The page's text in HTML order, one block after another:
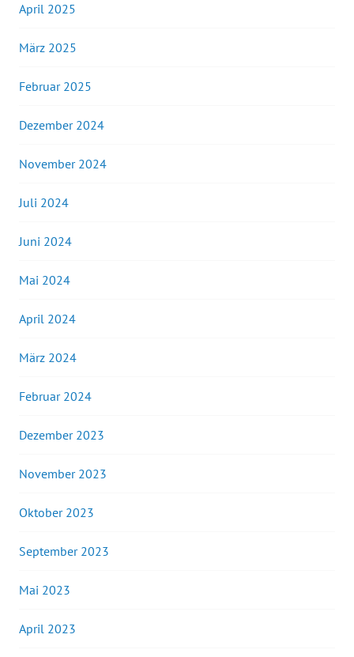
April 2025
März 2025
Februar 2025
Dezember 2024
November 2024
Juli 2024
Juni 2024
Mai 2024
April 2024
März 2024
Februar 2024
Dezember 2023
November 2023
Oktober 2023
September 2023
Mai 2023
April 2023